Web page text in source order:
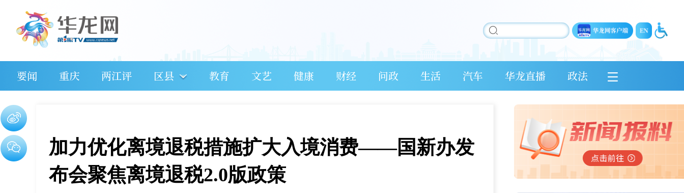
要闻 重庆 两江评 区县 教育 文艺 健康 财经 问政 生活 汽车 华龙直播 政法
加力优化离境退税措施扩大入境消费——国新办发
布会聚焦离境退税2.0版政策